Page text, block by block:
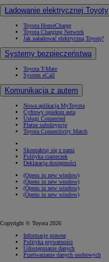
Ładowanie elektrycznej Toyoty
Toyota HomeCharge
Toyota Charging Network
Jak naładować elektryczną Toyotę?
Systemy bezpieczeństwa
Toyota T-Mate
System eCall
Komunikacja z autem
Nowa aplikacja MyToyota
Cyfrowy opiekun auta
Usługi Connected
Płatne subskrypcje
Toyota Connectivity Match
Skontaktuj się z nami
Polityka ciasteczek
Deklaracja dostępności
(Opens in new window)
(Opens in new window)
(Opens in new window)
(Opens in new window)
Copyright © Toyota 2026
Informacje prawne
Polityka prywatności
Udostępnianie danych
Przetwarzanie danych osobowych